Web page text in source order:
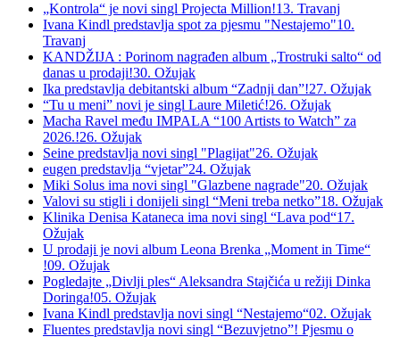
„Kontrola“ je novi singl Projecta Million!13. Travanj
Ivana Kindl predstavlja spot za pjesmu "Nestajemo"10.
Travanj
KANDŽIJA : Porinom nagrađen album „Trostruki salto“ od
danas u prodaji!30. Ožujak
Ika predstavlja debitantski album “Zadnji dan”!27. Ožujak
“Tu u meni” novi je singl Laure Miletić!26. Ožujak
Macha Ravel među IMPALA “100 Artists to Watch” za
2026.!26. Ožujak
Seine predstavlja novi singl "Plagijat"26. Ožujak
eugen predstavlja “vjetar”24. Ožujak
Miki Solus ima novi singl "Glazbene nagrade"20. Ožujak
Valovi su stigli i donijeli singl “Meni treba netko”18. Ožujak
Klinika Denisa Kataneca ima novi singl “Lava pod“17.
Ožujak
U prodaji je novi album Leona Brenka „Moment in Time“
!09. Ožujak
Pogledajte „Divlji ples“ Aleksandra Stajčića u režiji Dinka
Doringa!05. Ožujak
Ivana Kindl predstavlja novi singl “Nestajemo“02. Ožujak
Fluentes predstavlja novi singl “Bezuvjetno”! Pjesmu o